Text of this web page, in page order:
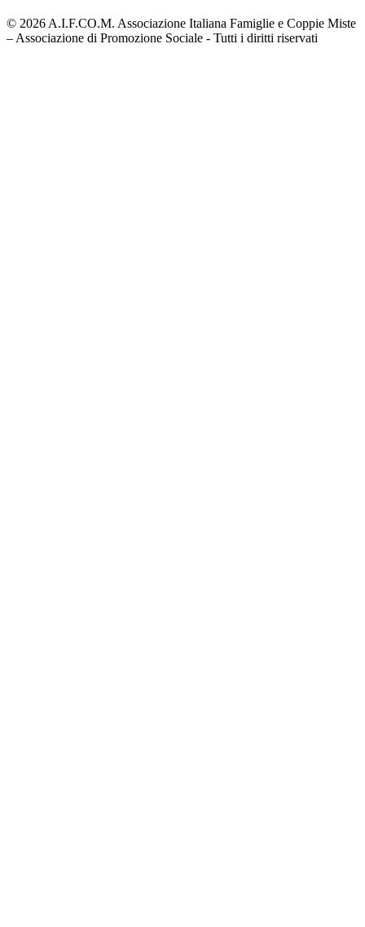
© 2026 A.I.F.CO.M. Associazione Italiana Famiglie e Coppie Miste
– Associazione di Promozione Sociale - Tutti i diritti riservati